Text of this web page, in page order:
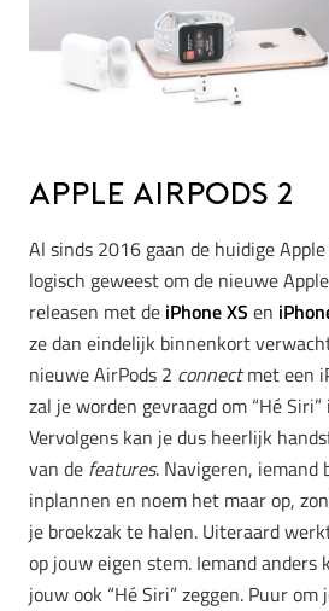
Apple AirPods 2
Al sinds 2016 gaan de huidige
logisch geweest om de nieuwe
releasen met de iPhone XS en
ze dan eindelijk binnenkort
nieuwe AirPods 2 connectmet een
zal je worden gevraagd om “Hé
Vervolgens kan je dus heerlijk
van de features. Navigeren, iemand
inplannen en noem het maar op,
je broekzak te halen. Uiteraard
op jouw eigen stem. Iemand anders
jouw ook “Hé Siri” zeggen. Puur om